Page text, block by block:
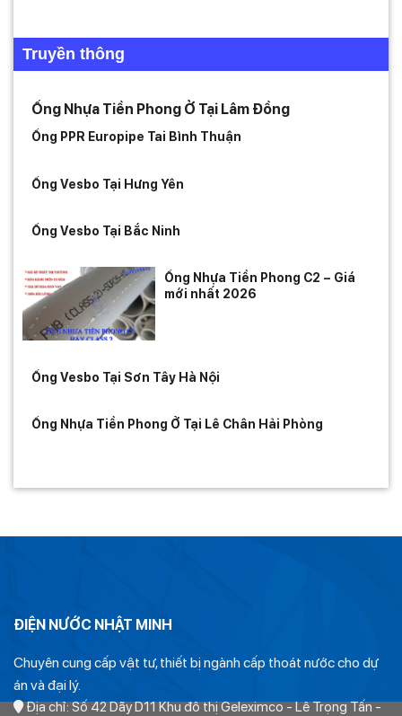
Truyền thông
Ống Nhựa Tiền Phong Ở Tại Lâm Đồng
Ống PPR Europipe Tai Bình Thuận
Ống Vesbo Tại Hưng Yên
Ống Vesbo Tại Bắc Ninh
Ống Nhựa Tiền Phong C2 – Giá
mới nhất 2026
Ống Vesbo Tại Sơn Tây Hà Nội
Ống Nhựa Tiền Phong Ở Tại Lê Chân Hải Phòng
ĐIỆN NƯỚC NHẬT MINH
Chuyên cung cấp vật tư, thiết bị ngành cấp thoát nước cho dự
án và đại lý.
Địa chỉ: Số 42 Dãy D11 Khu đô thị Geleximco - Lê Trọng Tấn -